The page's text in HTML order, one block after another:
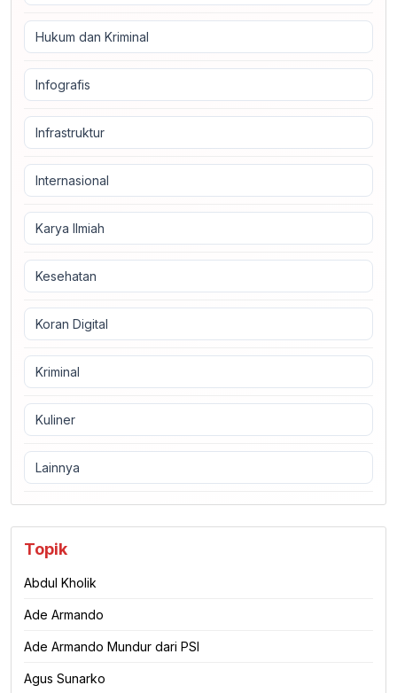
Hukum dan Kriminal
Infografis
Infrastruktur
Internasional
Karya Ilmiah
Kesehatan
Koran Digital
Kriminal
Kuliner
Lainnya
Topik
Abdul Kholik
Ade Armando
Ade Armando Mundur dari PSI
Agus Sunarko